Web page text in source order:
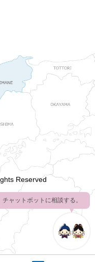
Reserved
チャットボットに相談する。